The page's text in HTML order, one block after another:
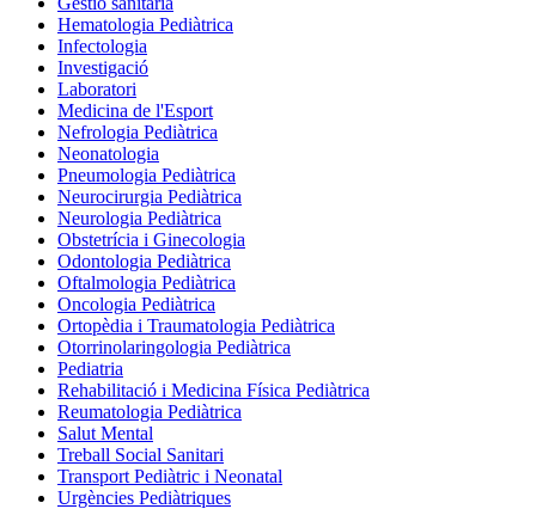
Hematologia Pediàtrica
Infectologia
Investigació
Laboratori
Medicina de l'Esport
Nefrologia Pediàtrica
Neonatologia
Pneumologia Pediàtrica
Neurocirurgia Pediàtrica
Neurologia Pediàtrica
Obstetrícia i Ginecologia
Odontologia Pediàtrica
Oftalmologia Pediàtrica
Oncologia Pediàtrica
Ortopèdia i Traumatologia Pediàtrica
Otorrinolaringologia Pediàtrica
Pediatria
Rehabilitació i Medicina Física Pediàtrica
Reumatologia Pediàtrica
Salut Mental
Treball Social Sanitari
Transport Pediàtric i Neonatal
Urgències Pediàtriques